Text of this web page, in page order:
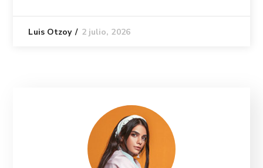
Luis Otzoy 2 julio, 2026